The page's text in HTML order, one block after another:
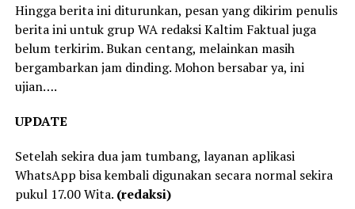
Hingga berita ini diturunkan, pesan yang dikirim penulis
berita ini untuk grup WA redaksi Kaltim Faktual juga
belum terkirim. Bukan centang, melainkan masih
bergambarkan jam dinding. Mohon bersabar ya, ini
ujian….
UPDATE
Setelah sekira dua jam tumbang, layanan aplikasi
WhatsApp bisa kembali digunakan secara normal sekira
pukul 17.00 Wita. (redaksi)